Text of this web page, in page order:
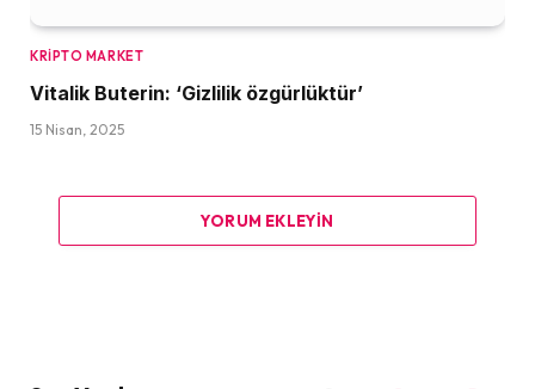
KRIPTO MARKET
Vitalik Buterin: ‘Gizlilik özgürlüktür’
15 Nisan, 2025
YORUM EKLEYIN